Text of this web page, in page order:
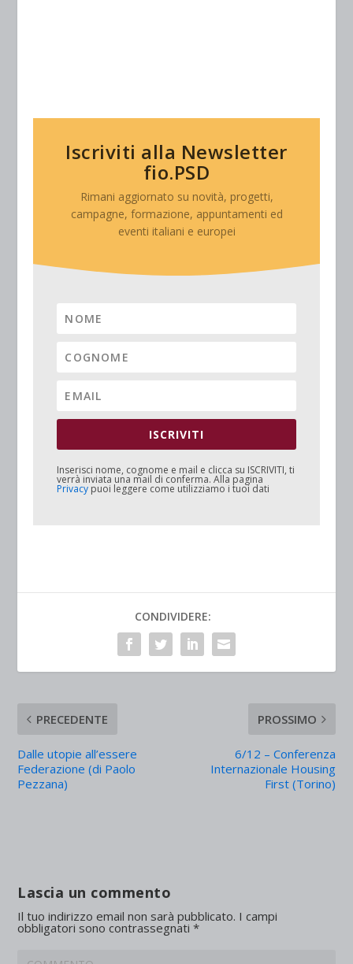
Iscriviti alla Newsletter
fio.PSD
Rimani aggiornato su novità, progetti,
campagne, formazione, appuntamenti ed
eventi italiani e europei
ISCRIVITI
Inserisci nome, cognome e mail e clicca su ISCRIVITI, ti
verrà inviata una mail di conferma. Alla pagina
Privacy puoi leggere come utilizziamo i tuoi dati
CONDIVIDERE:
PRECEDENTE
Dalle utopie all’essere
Federazione (di Paolo
Pezzana)
PROSSIMO
6/12 – Conferenza
Internazionale Housing
First (Torino)
Lascia un commento
Il tuo indirizzo email non sarà pubblicato. I campi
obbligatori sono contrassegnati*